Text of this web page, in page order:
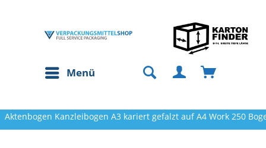
Menü
Aktenbogen Kanzleibogen A3 kariert gefalzt auf A4 Work 250